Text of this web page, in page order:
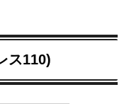
ス110)